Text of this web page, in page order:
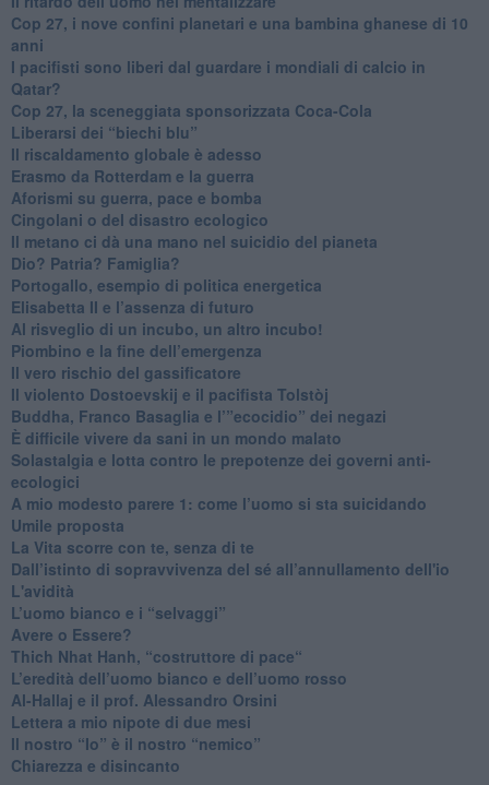
​Cop 27, i nove confini planetari e una bambina ghanese di 10
anni
​I pacifisti sono liberi dal guardare i mondiali di calcio in
Qatar?
​Cop 27, la sceneggiata sponsorizzata Coca-Cola
​Liberarsi dei “biechi blu”
Il riscaldamento globale è adesso
​Erasmo da Rotterdam e la guerra
​Aforismi su guerra, pace e bomba
Cingolani o del disastro ecologico
​Il metano ci dà una mano nel suicidio del pianeta
​Dio? Patria? Famiglia?
Portogallo, esempio di politica energetica
​Elisabetta II e l’assenza di futuro
Al risveglio di un incubo, un altro incubo!
​Piombino e la fine dell’emergenza
​Il vero rischio del gassificatore
​Il violento Dostoevskij e il pacifista Tolstòj
​Buddha, Franco Basaglia e l’”ecocidio” dei negazi
​È difficile vivere da sani in un mondo malato
Solastalgia e lotta contro le prepotenze dei governi anti-
ecologici
​A mio modesto parere 1: come l’uomo si sta suicidando
​Umile proposta
​La Vita scorre con te, senza di te
​Dall’istinto di sopravvivenza del sé all’annullamento dell'io
L'avidità
​L’uomo bianco e i “selvaggi”
​Avere o Essere?
​Thich Nhat Hanh, “costruttore di pace“
​L’eredità dell’uomo bianco e dell’uomo rosso
Al-Hallaj e il prof. Alessandro Orsini
​Lettera a mio nipote di due mesi
​Il nostro “Io” è il nostro “nemico”
​Chiarezza e disincanto